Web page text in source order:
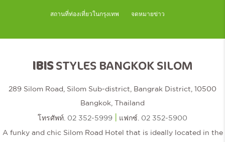
สถานที่ท่องเที่ยวในกรุงเทพ จดหมายข่าว
IBISSTYLES BANGKOK SILOM
289 Silom Road, Silom Sub-district, Bangrak District, 10500
Bangkok, Thailand
โทรศัพท์. 02 352-5999 แฟกซ์. 02 352-5900
A funky and chic Silom Road Hotel that is ideally located in the